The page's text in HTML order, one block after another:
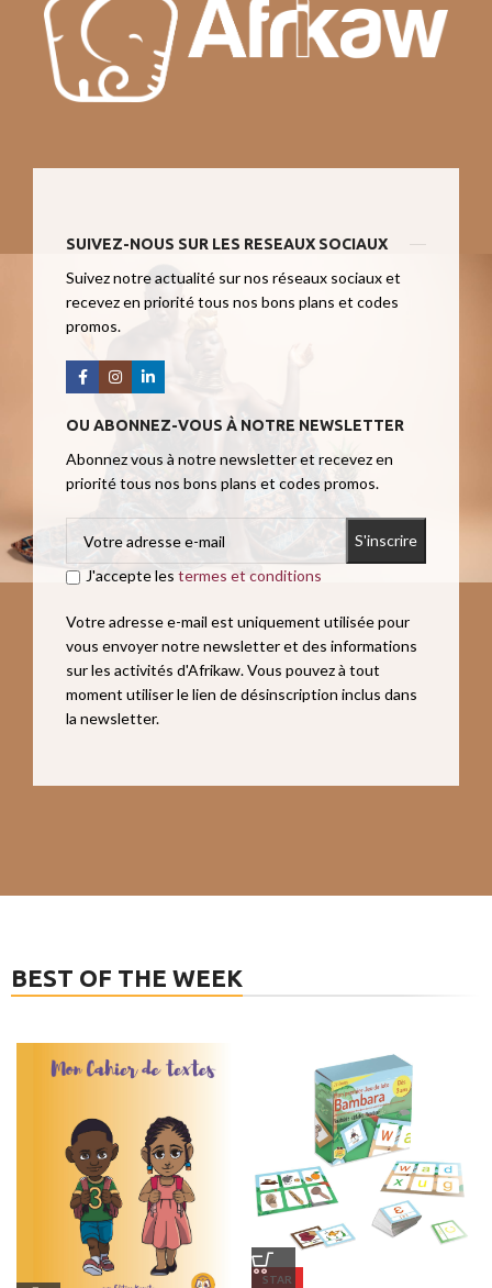
SUIVEZ-NOUS SUR LES RESEAUX SOCIAUX
Suivez notre actualité sur nos réseaux sociaux et
recevez en priorité tous nos bons plans et codes
promos.
OU ABONNEZ-VOUS À NOTRE NEWSLETTER
Abonnez vous à notre newsletter et recevez en
priorité tous nos bons plans et codes promos.
J'accepte les termes et conditions
Votre adresse e-mail est uniquement utilisée pour
vous envoyer notre newsletter et des informations
sur les activités d'Afrikaw. Vous pouvez à tout
moment utiliser le lien de désinscription inclus dans
la newsletter.
BEST OF THE WEEK
STAR